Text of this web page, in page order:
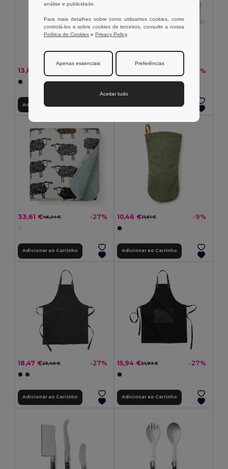
13,64 €
Adicionar ao Carrinho
-21%
33,61 €46,24 € -27%
Adicionar ao Carrinho
10,46 €11,51 € -9%
Adicionar ao Carrinho
18,47 €25,40 € -27%
Adicionar ao Carrinho
15,94 €21,93 € -27%
Adicionar ao Carrinho
análise e publicidade.
Para mais detalhes sobre como utilizamos cookies, como
controlá-los e sobre cookies de terceiros, consulte a nossa
Política de Cookies e Privacy Policy.
Apenas essenciais Preferências
Aceitar tudo